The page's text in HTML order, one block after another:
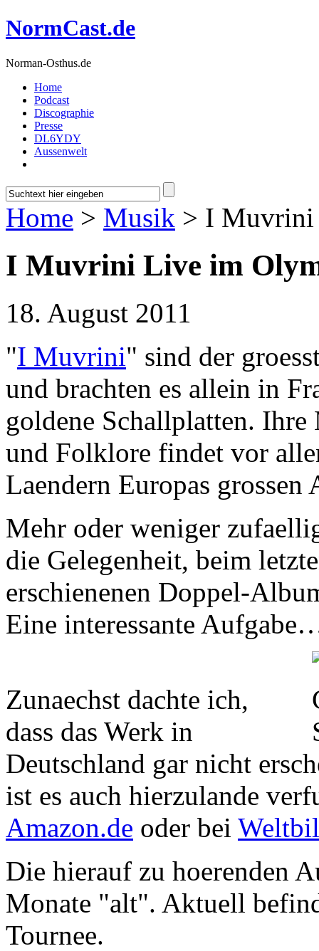
NormCast.de
Norman-Osthus.de
Home
Podcast
Discographie
Presse
DL6YDY
Aussenwelt
Home > Musik > I Muvrini
I Muvrini Live im
18. August 2011
"I Muvrini" sind der
und brachten es allein in
goldene Schallplatten.
und Folklore findet vor
Laendern Europas grossen
Mehr oder weniger
die Gelegenheit, beim
erschienenen Doppel-
Eine interessante
Zunaechst dachte ich,
dass das Werk in
Deutschland gar nicht
ist es auch hierzulande
Amazon.de oder bei
Die hierauf zu hoerenden
Monate "alt". Aktuell
Tournee.